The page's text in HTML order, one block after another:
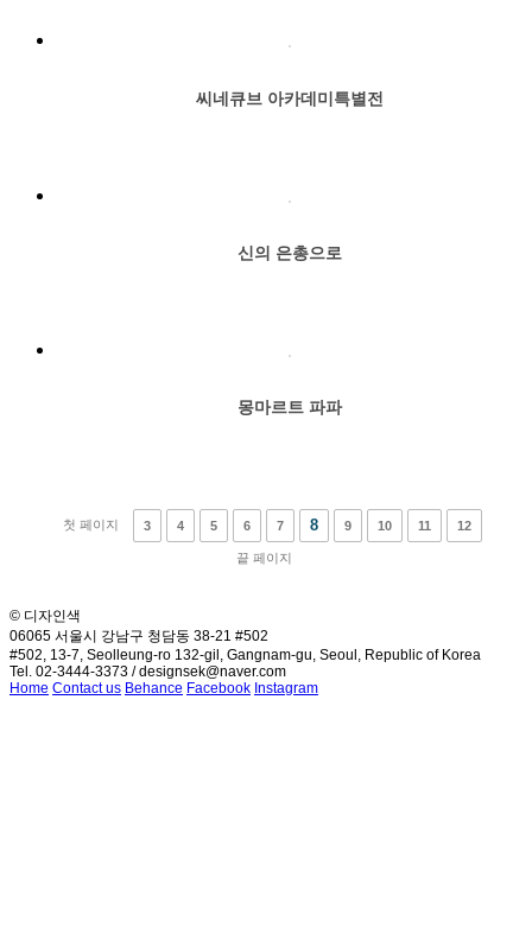
씨네큐브 아카데미특별전
신의 은총으로
몽마르트 파파
첫 페이지 3 4 5 6 7 8 9 10 11 12
끝 페이지
© 디자인색
06065 서울시 강남구 청담동 38-21 #502
#502, 13-7, Seolleung-ro 132-gil, Gangnam-gu, Seoul, Republic of Korea
Tel. 02-3444-3373 / designsek@naver.com
Home Contact us Behance Facebook Instagram